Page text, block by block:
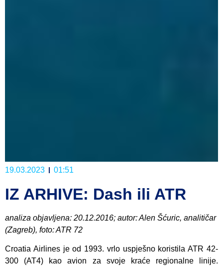
19.03.2023 01:51
IZ ARHIVE: Dash ili ATR
analiza objavljena: 20.12.2016; autor: Alen Šćuric, analitičar
(Zagreb), foto: ATR 72
Croatia Airlines je od 1993. vrlo uspješno koristila ATR 42-
300 (AT4) kao avion za svoje kraće regionalne linije.